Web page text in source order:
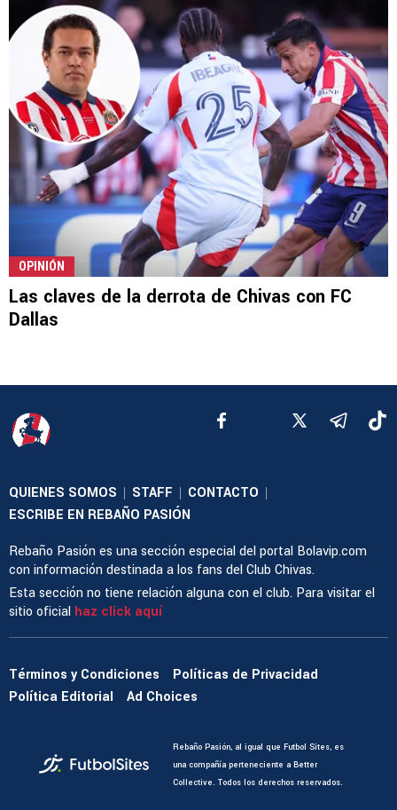
OPINIÓN
Las claves de la derrota de Chivas con FC
Dallas
QUIENES SOMOS | STAFF | CONTACTO |
ESCRIBE EN REBAÑO PASIÓN
Rebaño Pasión es una sección especial del portal Bolavip.com
con información destinada a los fans del Club Chivas.
Esta sección no tiene relación alguna con el club. Para visitar el
sitio oficial haz click aquí
Términos y Condiciones
Políticas de Privacidad
Política Editorial
Ad Choices
Rebaño Pasión, al igual que Futbol Sites, es
una compañía perteneciente a Better
Collective. Todos los derechos reservados.